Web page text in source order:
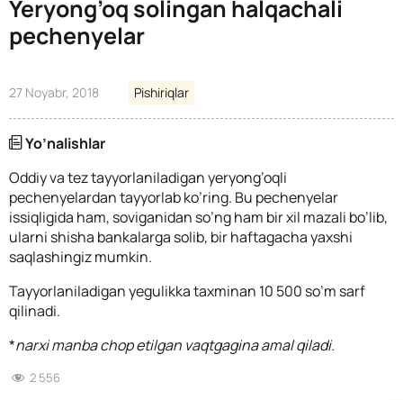
Yeryong’oq solingan halqachali
pechenyelar
27 Noyabr, 2018 Pishiriqlar
Yo’nalishlar
Oddiy va tez tayyorlaniladigan yeryong’oqli
pechenyelardan tayyorlab ko’ring. Bu pechenyelar
issiqligida ham, soviganidan so’ng ham bir xil mazali bo’lib,
ularni shisha bankalarga solib, bir haftagacha yaxshi
saqlashingiz mumkin.
Tayyorlaniladigan yegulikka taxminan 10 500 so’m sarf
qilinadi.
*narxi manba chop etilgan vaqtgagina amal qiladi.
2 556